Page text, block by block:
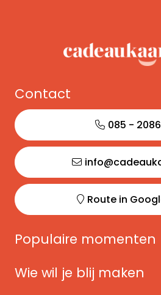
Contact
085 - 2086
Route in
Populaire momenten
Wie wil je blij maken